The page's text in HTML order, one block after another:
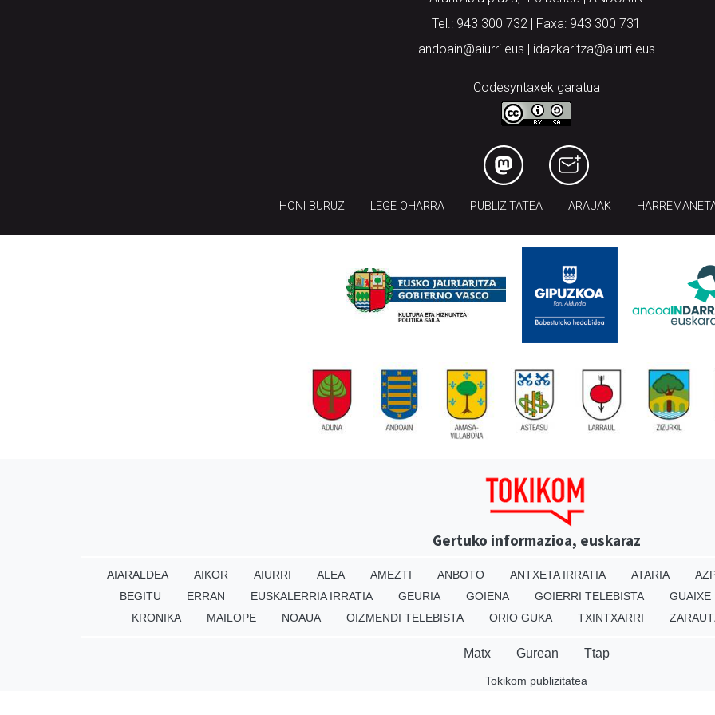
Tel.: 943 300 732 | Faxa: 943 300 731
andoain@aiurri.eus | idazkaritza@aiurri.eus
Codesyntaxek garatua
HONI BURUZ LEGE OHARRA PUBLIZITATEA ARAUAK
Gertuko informazioa, euskaraz
AIARALDEA AIKOR AIURRI ALEA AMEZTI ANBOTO ANTXETA IRRATIA ATARIA
BEGITU
ERRAN EUSKALERRIA IRRATIA GEURIA GOIENA GOIERRI TELEBISTA GUAIXE
KRONIKA
MAILOPE NOAUA OIZMENDI TELEBISTA ORIO GUKA TXINTXARRI
Matx Gurean Ttap
Tokikom publizitatea